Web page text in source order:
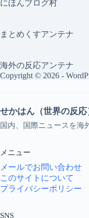
にほんブログ村
まとめくすアンテナ
海外の反応アンテナ
Copyright © 2026 -
せかはん（世界の反応
国内、国際ニュースを海
メニュー
メールでお問い合わせ
このサイトについて
プライバシーポリシー
SNS